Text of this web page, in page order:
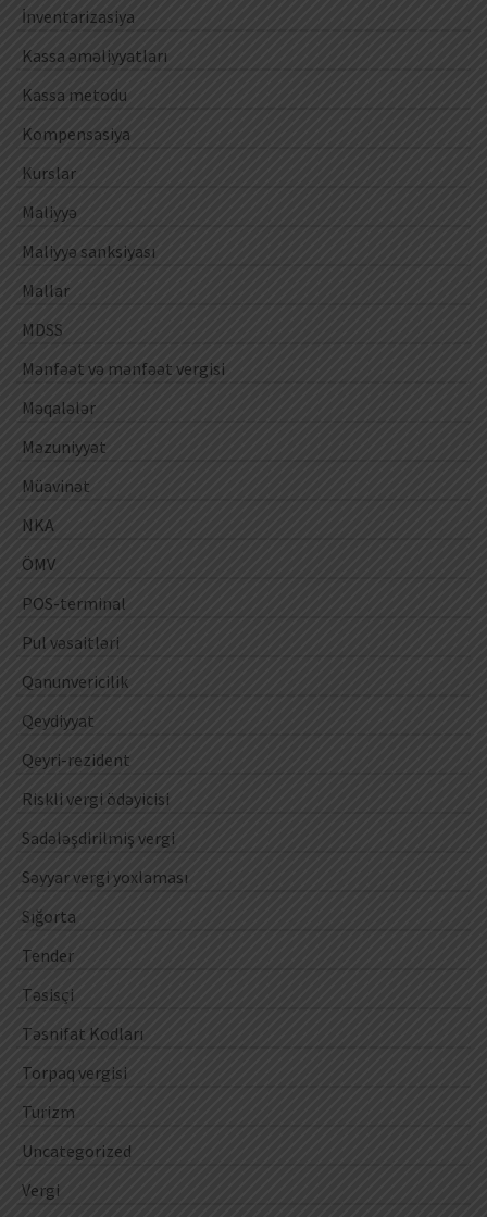
İnventarizasiya
Kassa əməliyyatları
Kassa metodu
Kompensasiya
Kurslar
Maliyyə
Maliyyə sanksiyası
Mallar
MDSS
Mənfəət və mənfəət vergisi
Məqalələr
Məzuniyyət
Müavinət
NKA
ÖMV
POS-terminal
Pul vəsaitləri
Qanunvericilik
Qeydiyyat
Qeyri-rezident
Riskli vergi ödəyicisi
Sadələşdirilmiş vergi
Səyyar vergi yoxlaması
Sığorta
Tender
Təsisçi
Təsnifat Kodları
Torpaq vergisi
Turizm
Uncategorized
Vergi